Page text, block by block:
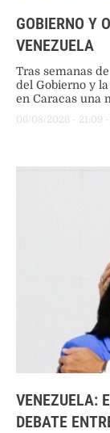
GOBIERNO Y
VENEZUELA
Tras semanas
del Gobierno y
en Caracas una
humanitaria tras
06/08/2026 - 21:09 -
VENEZUELA:
DEBATE